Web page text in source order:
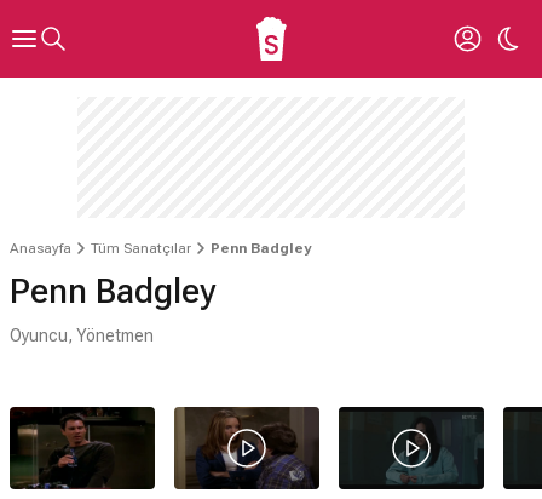
Anasayfa Tüm Sanatçılar Penn Badgley
Penn Badgley
Oyuncu, Yönetmen